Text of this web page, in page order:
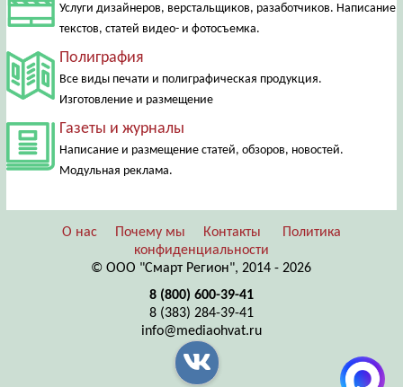
Услуги дизайнеров, верстальщиков, разаботчиков. Написание
текстов, статей видео- и фотосъемка.
Полиграфия
Все виды печати и полиграфическая продукция.
Изготовление и размещение
Газеты и журналы
Написание и размещение статей, обзоров, новостей.
Модульная реклама.
О нас Почему мы Контакты
Политика
конфиденциальности
© ООО "Смарт Регион", 2014 - 2026
8 (800) 600-39-41
8 (383) 284-39-41
info@mediaohvat.ru